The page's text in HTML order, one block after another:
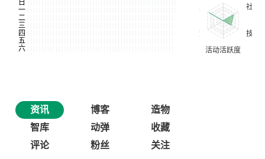
资讯 博客
造物
智库
动弹
收藏
评论
粉丝 关注